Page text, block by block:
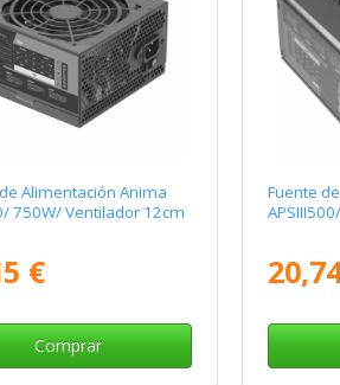
Alimentación Anima
750W/ Ventilador 12cm
€
Comprar
Fuente